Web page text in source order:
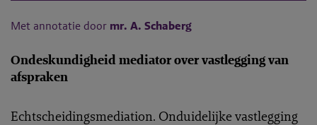
Met annotatie door mr. A. Schaberg
Ondeskundigheid mediator over vastlegging van
afspraken
Echtscheidingsmediation. Onduidelijke vastlegging